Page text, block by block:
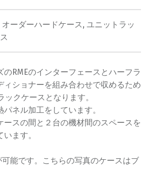
オーダーハードケース, ユニットラッ
RMEのインターフェースとハーフラ
ィショナーを組み合わせで収めるため
ックケースとなります。
ネル加工をしています。
ースの間と２台の機材間のスペースを
ます。
可能です。こちらの写真のケースはブ